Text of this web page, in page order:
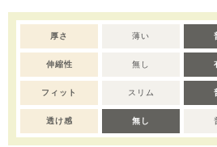
出産準備用のほかに、出産祝いのベビ
喜ばれるセットアイテムです。
※サイズによって仕様が変わりますの
70-80サイズ：前スナップボタン全開
プボタン半開き
※デリケートな素材を使用しているた
えいただくことをおすすめします。
厚さ 薄い
伸縮性 無し
フィット スリム
透け感 無し